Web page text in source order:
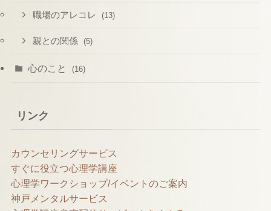
職場のアレコレ (13)
親との関係 (5)
心のこと (16)
リンク
カウンセリングサービス
すぐに役立つ心理学講座
心理学ワークショップ/イベントのご案内
神戸メンタルサービス